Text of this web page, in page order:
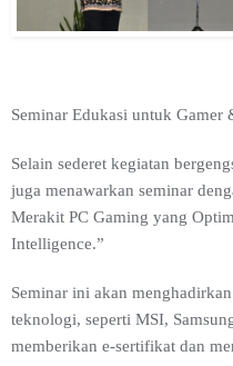
Seminar Edukasi untuk Gamer
Selain sederet kegiatan
juga menawarkan seminar
Merakit PC Gaming yang
Intelligence.”
Seminar ini akan
teknologi, seperti MSI,
memberikan e-sertifikat dan